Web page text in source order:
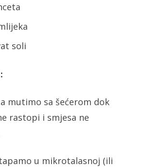
soli
mutimo sa šećerom dok
rastopi i smjesa ne
u mikrotalasnoj (ili